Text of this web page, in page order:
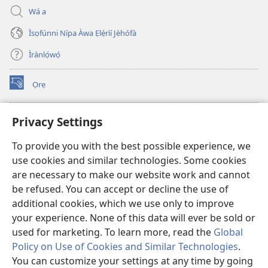
Privacy Settings
To provide you with the best possible experience, we
use cookies and similar technologies. Some cookies
are necessary to make our website work and cannot
be refused. You can accept or decline the use of
additional cookies, which we use only to improve
your experience. None of this data will ever be sold or
used for marketing. To learn more, read the Global
Policy on Use of Cookies and Similar Technologies.
You can customize your settings at any time by going
Wá a
Ìsọfúnni Nípa Àwa Ẹlẹ́rìí Jèhófà
Ìrànlọ́wọ́
Ọrẹ
(opens
new
ÀKÁ ÌWÉ ORÍ ÍŃTÁNẸ́Ẹ̀TÌ TI Watchtower™
(opens
window)JW Hub
(opens
new
window)JW Library
Watchtower Library ®
Copyright© 2026 Watch Tower Bible and Tract Society of Pennsylvania.